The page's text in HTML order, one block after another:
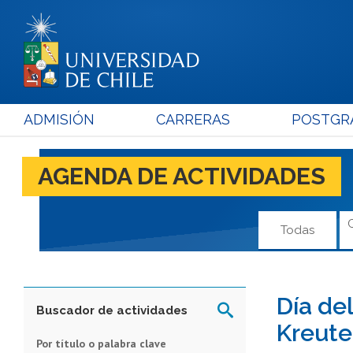
ADMISIÓN CARRERAS
AGENDA DE ACTIVIDADES
Todas
Día
Buscador de actividades
Por título o palabra clave